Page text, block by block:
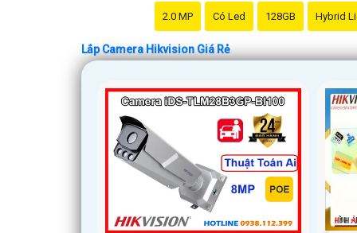
Camera Hikvision không chỉ mang đến sự an toàn và
nét. Hãy đầu tư vào an ninh và yên tâm hơn với
Hy vọng rằng bài viết giới thiệu trên sẽ giúp bạn thu
2.0 MP Có Led 128GB Hybrid
Lắp Camera Hikvision Giá Rẻ